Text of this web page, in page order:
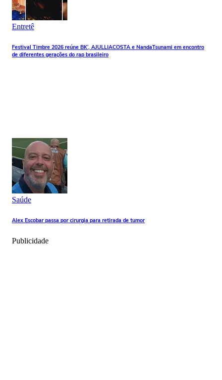
Entretê
Festival Timbre 2026 reúne BK’, AJULLIACOSTA e NandaTsunami em encontro
de diferentes gerações do rap brasileiro
Saúde
Alex Escobar passa por cirurgia para retirada de tumor
Publicidade